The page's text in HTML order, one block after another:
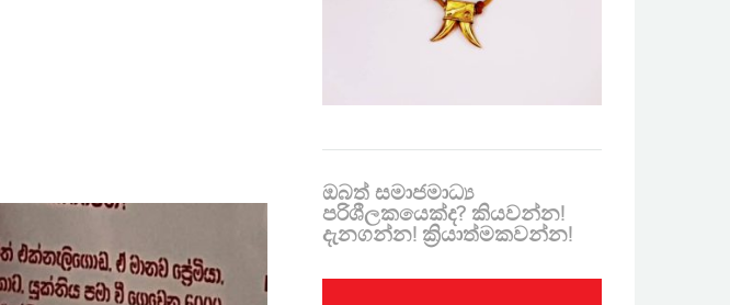
ඔබත් සමාජමාධ්‍ය
පරිශීලකයෙක්ද? කියවන්න!
දැනගන්න! ක්‍රියාත්මකවන්න!